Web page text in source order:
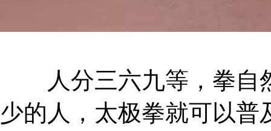
人分三六九等，拳自
少的人，太极拳就可以普